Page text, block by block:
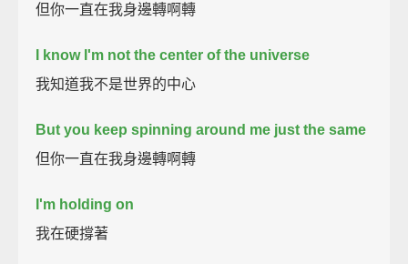
但你一直在我身邊轉啊轉
I know I'm not the center of the universe
我知道我不是世界的中心
But you keep spinning around me just the same
但你一直在我身邊轉啊轉
I'm holding on
我在硬撐著